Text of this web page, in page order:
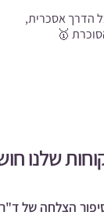
הדרך אסכרית,
🥇
שלנו
הצלחה של